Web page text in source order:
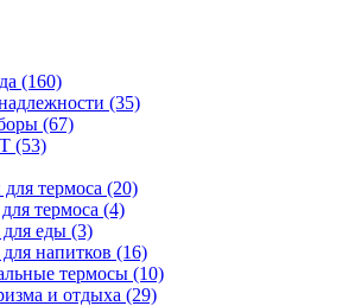
(160)
(35)
(67)
(53)
для термоса (20)
термоса (4)
еды (3)
напитков (16)
термосы (10)
и отдыха (29)